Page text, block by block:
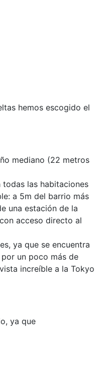
hemos escogido el
mediano (22 metros
las habitaciones
a 5m del barrio más
una estación de la
acceso directo al
ya que se encuentra
un poco más de
increíble a la Tokyo
ya que